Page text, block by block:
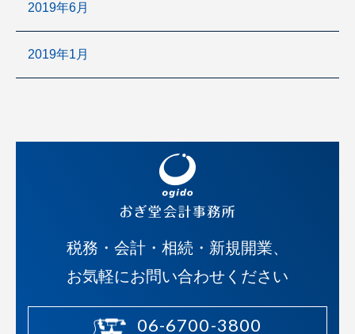
2019年6月
2019年1月
税務・会計・相続・新規開業、
お気軽にお問い合わせください
06-6700-3800